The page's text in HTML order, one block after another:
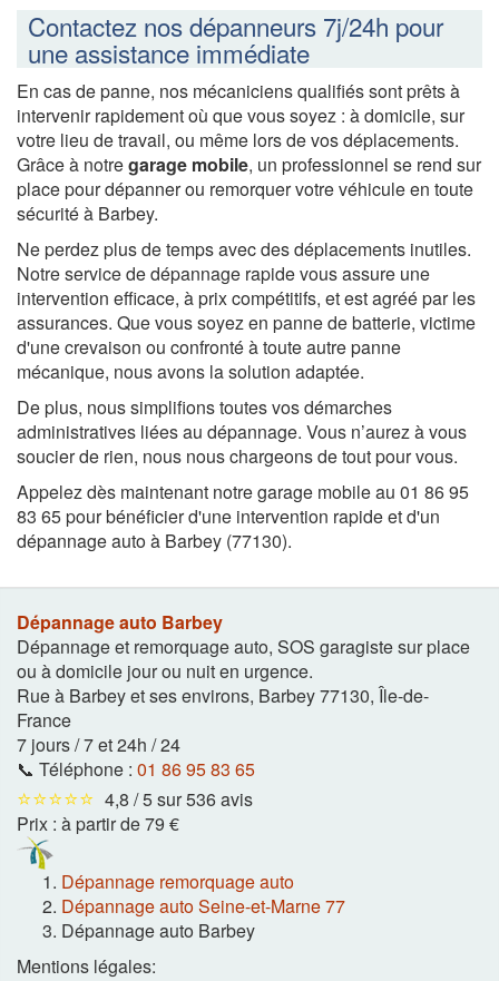
Contactez nos dépanneurs 7j/24h pour
une assistance immédiate
En cas de panne, nos mécaniciens qualifiés sont prêts à
intervenir rapidement où que vous soyez : à domicile, sur
votre lieu de travail, ou même lors de vos déplacements.
Grâce à notregarage mobile, un professionnel se rend sur
place pour dépanner ou remorquer votre véhicule en toute
sécurité à Barbey.
Ne perdez plus de temps avec des déplacements inutiles.
Notre service de dépannage rapide vous assure une
intervention efficace, à prix compétitifs, et est agréé par les
assurances. Que vous soyez en panne de batterie, victime
d'une crevaison ou confronté à toute autre panne
mécanique, nous avons la solution adaptée.
De plus, nous simplifions toutes vos démarches
administratives liées au dépannage. Vous n’aurez à vous
soucier de rien, nous nous chargeons de tout pour vous.
Appelez dès maintenant notre garage mobile au 01 86 95
83 65 pour bénéficier d'une intervention rapide et d'un
dépannage auto à Barbey (77130).
Dépannage auto Barbey
Dépannage et remorquage auto, SOS garagiste sur place
ou à domicile jour ou nuit en urgence.
Rue à Barbey et ses environs, Barbey77130, Île-de-
France
7 jours / 7 et 24h / 24
📞 Téléphone : 01 86 95 83 65
⭐⭐⭐⭐⭐ 4,8 / 5 sur 536 avis
Prix : à partir de 79 €
Dépannage remorquage auto
Dépannage auto Seine-et-Marne 77
Dépannage auto Barbey
Mentions légales: